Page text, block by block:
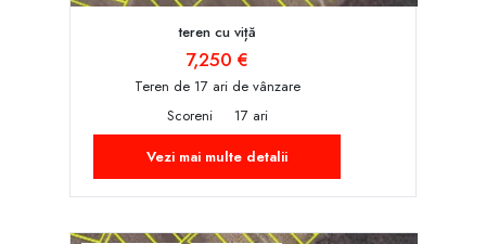
teren cu viță
7,250 €
Teren de 17 ari de vânzare
Scoreni
17 ari
Vezi mai multe detalii